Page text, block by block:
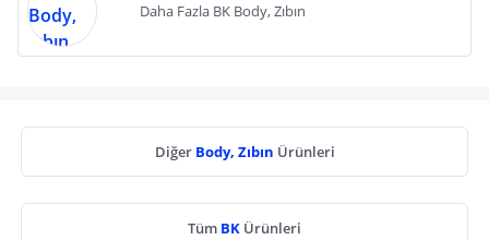
Daha Fazla BK Body, Zıbın
Diğer Body, Zıbın Ürünleri
Tüm BK Ürünleri